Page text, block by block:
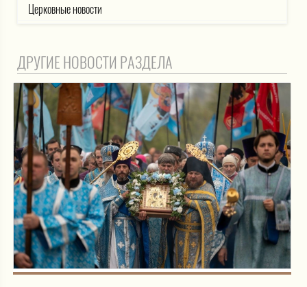
Церковные новости
ДРУГИЕ НОВОСТИ РАЗДЕЛА